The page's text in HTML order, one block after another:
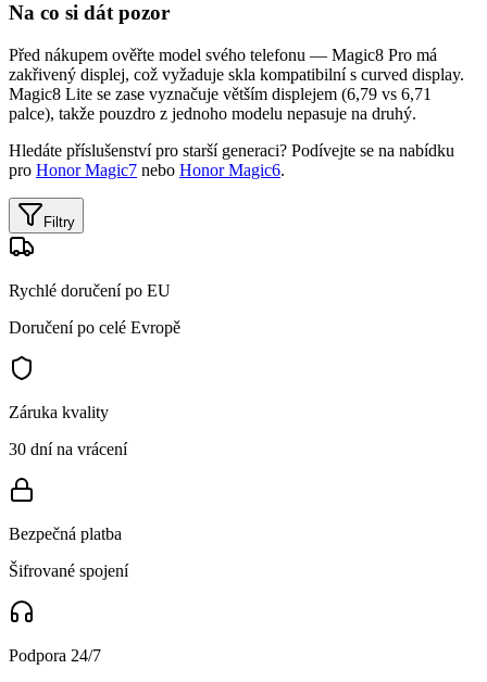
Na co si dát pozor
Před nákupem ověřte model svého telefonu — Magic8 Pro má
zakřivený displej, což vyžaduje skla kompatibilní s curved display.
Magic8 Lite se zase vyznačuje větším displejem (6,79 vs 6,71
palce), takže pouzdro z jednoho modelu nepasuje na druhý.
Hledáte příslušenství pro starší generaci? Podívejte se na nabídku
pro Honor Magic7 nebo Honor Magic6.
Filtry
Rychlé doručení po EU
Doručení po celé Evropě
Záruka kvality
30 dní na vrácení
Bezpečná platba
Šifrované spojení
Podpora 24/7